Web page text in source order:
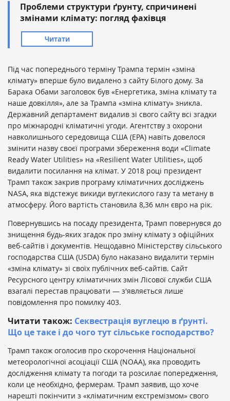
Проблеми структури ґрунту, спричинені
змінами клімату: погляд фахівця
Читати
Під час попереднього терміну Трампа термін «зміна
клімату» вперше було видалено з сайту Білого дому. За
Барака Обами заголовок був «Енергетика, зміна клімату та
наше довкілля», але за Трампа «зміна клімату» зникла.
Державний департамент видалив зі свого сайту всі згадки
про міжнародні кліматичні угоди. Агентству з охорони
навколишнього середовища США (EPA) навіть довелося
змінити назву своєї програми збереження води «Climate
Ready Water Utilities» на «Resilient Water Utilities», щоб
видалити посилання на клімат. У 2018 році президент
Трамп також закрив програму кліматичних досліджень
NASA, яка відстежує викиди вуглекислого газу та метану в
атмосферу. Його вартість становила 8,36 млн євро на рік.
Повернувшись на посаду президента, Трамп повернувся до
знищення будь-яких згадок про зміну клімату з офіційних
веб-сайтів і документів. Нещодавно Міністерству сільського
господарства США (USDA) було наказано видалити термін
«зміна клімату» зі своїх публічних веб-сайтів. Сайт
Ресурсного центру кліматичних змін Лісової служби США
взагалі перестав працювати — з'являється лише
повідомлення про помилку 403.
Читати також: Секвестрація вуглецю в ґрунті.
Що це таке і до чого тут сільське господарство?
Трамп також оголосив про скорочення Національної
метеорологічної асоціації США (NOAA), яка проводить
дослідження клімату та погоди та розсилає попередження,
коли це необхідно, фермерам. Трамп заявив, що хоче
нарешті покінчити з «кліматичним екстремізмом» свого